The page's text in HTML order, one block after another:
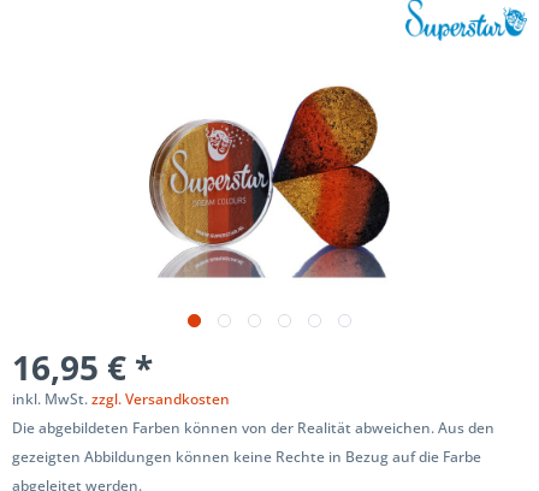
16,95 € *
inkl. MwSt.zzgl. Versandkosten
Die abgebildeten Farben können von der Realität abweichen. Aus den
gezeigten Abbildungen können keine Rechte in Bezug auf die Farbe
abgeleitet werden.